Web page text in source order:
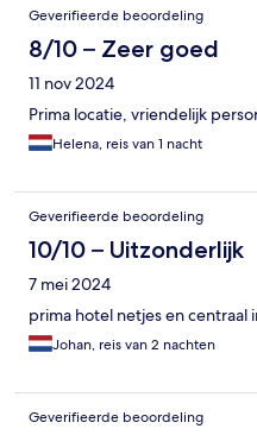
Geverifieerde beoordeling
8/10 – Zeer goed
11 nov 2024
Prima locatie, vriendelijk
Helena, reis van 1 nacht
Geverifieerde beoordeling
10/10 – Uitzonderlijk
7 mei 2024
prima hotel netjes en centraal
Johan, reis van 2 nachten
Geverifieerde beoordeling